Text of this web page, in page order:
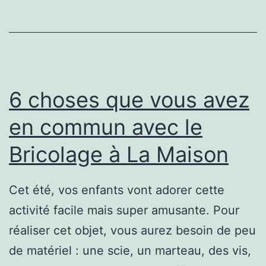
s
e
o
u
a
v
e
z
6 choses que vous avez
en commun avec le
Bricolage à La Maison
Cet été, vos enfants vont adorer cette
activité facile mais super amusante. Pour
réaliser cet objet, vous aurez besoin de peu
de matériel : une scie, un marteau, des vis,